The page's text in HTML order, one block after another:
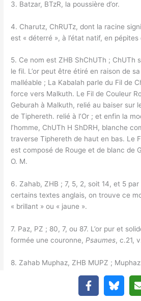
3. Batzar, BTzR, la poussière d’or.
4. Charutz, ChRUTz, dont la racine
est « déterré », à l’état natif, en pépites
5. Ce nom est ZHB ShChUTh ; ChUTh
le fil. L’or peut être étiré en raison de
malléable ; La Kabalah parle du Fil de
force vers Malkuth. Le Fil de Couleur
Geburah à Malkuth, relié au baiser sur
de Tiphereth. relié à l’Or ; et enfin la
l’homme, ChUTh H ShDRH, blanche
traverse Tiphereth de haut en bas. Le
est composé de Rouge et de blanc de
O. M.
6. Zahab, ZHB ; 7, 5, 2, soit 14, et 5
certains textes anglais, on trouve ce
« brillant » ou « jaune ».
7. Paz, PZ ; 80, 7, ou 87. L’or pur et
formée une couronne, Psaumes, c.21,
8. Zahab Muphaz, ZHB MUPZ ;
9. Daniel, c. 10, v. 5, « l’Or d’Uphaz » :
AUPZ. Kethem signifie « caché ».